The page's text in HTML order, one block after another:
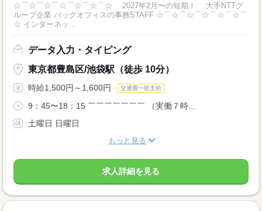
☆⌒☆⌒☆⌒☆⌒☆⌒☆⌒☆ 2027年2月〜の短期！ 大手NTTグ
ループ企業 バックオフィスの事務STAFF ☆⌒☆⌒☆⌒☆⌒☆⌒☆⌒
☆ インターネッ...
データ入力・タイピング
東京都豊島区/池袋駅（徒歩 10分）
時給1,500円～1,600円 交通費一部支給
9：45〜18：15 ￣￣￣￣￣￣￣ （実働７時...
土曜日 日曜日
もっと見る
求人詳細を見る